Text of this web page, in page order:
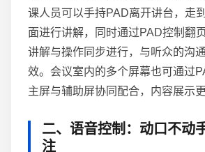
课人员可以手持PAD离开讲台，走
面进行讲解，同时通过PAD控制翻
讲解与操作同步进行，与听众的沟
效。会议室内的多个屏幕也可通过
主屏与辅助屏协同配合，内容展示更
二、语音控制：动口不动
注